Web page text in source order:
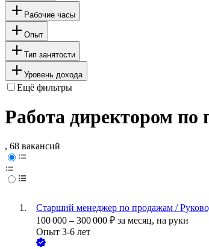
Рабочие часы
Опыт
Тип занятости
Уровень дохода
Ещё фильтры
Работа директором
, 68 вакансий
Старший менеджер по продажам /
100 000 – 300 000 ₽ за месяц, на руки
Опыт 3-6 лет